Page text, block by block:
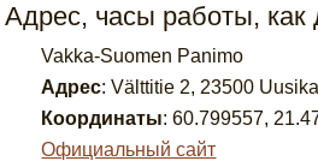
Адрес, часы работы, как
Vakka-Suomen Panimo
Адрес:Välttitie 2, 23500
Координаты: 60.799557,
Официальный сайт